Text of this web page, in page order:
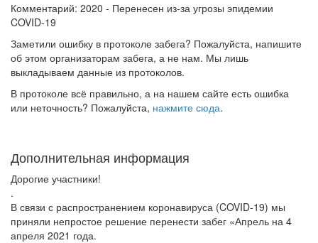
Комментарий: 2020 - Перенесен из-за угрозы эпидемии
COVID-19
Заметили ошибку в протоколе забега? Пожалуйста, напишите
об этом организаторам забега, а не нам. Мы лишь
выкладываем данные из протоколов.
В протоколе всё правильно, а на нашем сайте есть ошибка
или неточность? Пожалуйста, нажмите сюда.
Дополнительная информация
Дорогие участники!
.
В связи с распространением коронавируса (COVID-19) мы
приняли непростое решение перенести забег «Апрель на 4
апреля 2021 года.